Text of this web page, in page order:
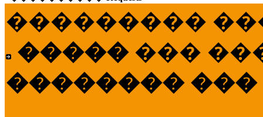
���������
����� ���
�������� ���